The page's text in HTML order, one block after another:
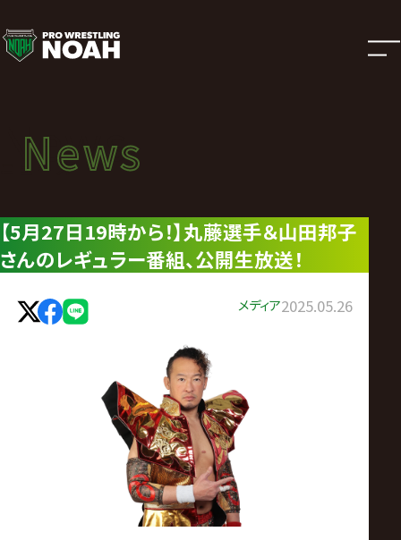
ニ
ュ
ー
ス
|
プ
ロ
News
ニュース
News
【5月27日19時から！】丸藤選手＆山田邦子
さんのレギュラー番組、公開生放送！
メディア2025.05.26